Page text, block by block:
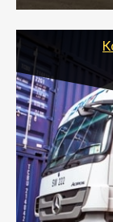
-
безопасно.